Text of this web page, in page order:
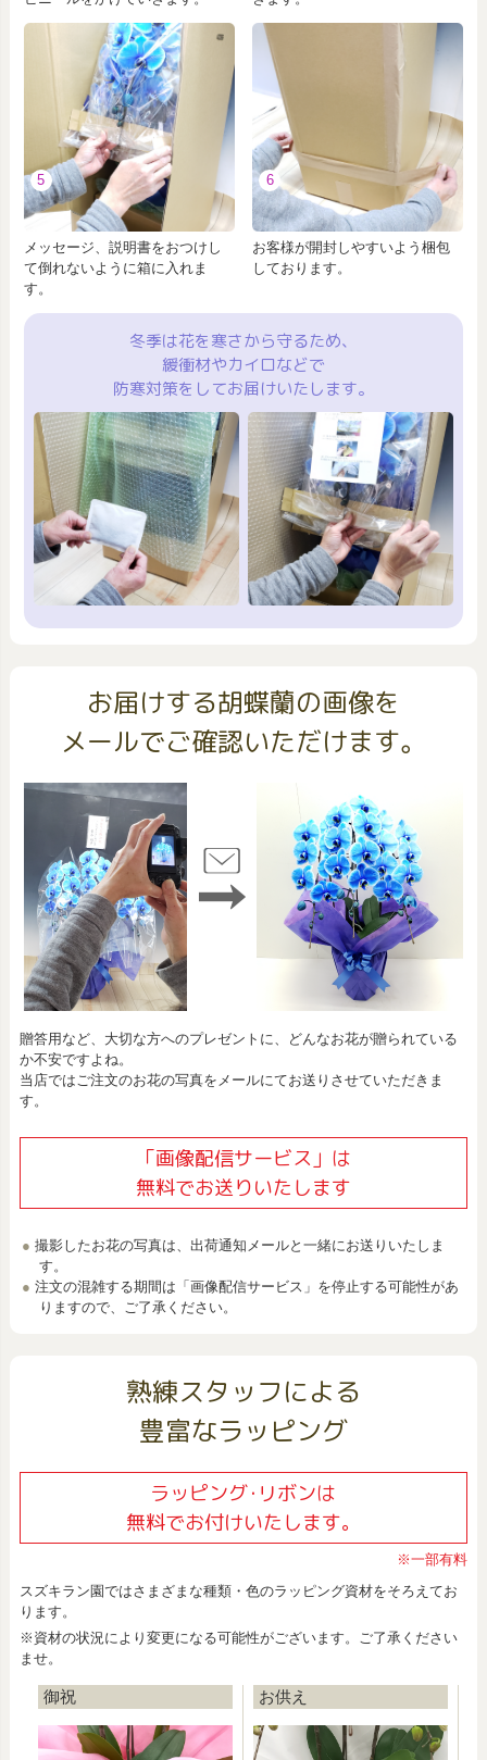
5
メッセージ、説明書をおつけし
て倒れないように箱に入れま
す。
6
お客様が開封しやすいよう梱包
しております。
冬季は花を寒さから守るため、
緩衝材やカイロなどで
防寒対策をしてお届けいたします。
お届けする胡蝶蘭の画像を
メールでご確認いただけます。
贈答用など、大切な方へのプレゼントに、どんなお花が贈られている
か不安ですよね。
当店ではご注文のお花の写真をメールにてお送りさせていただきま
す。
「画像配信サービス」は
無料でお送りいたします
撮影したお花の写真は、出荷通知メールと一緒にお送りいたしま
す。
注文の混雑する期間は「画像配信サービス」を停止する可能性があ
りますので、ご了承ください。
熟練スタッフによる
豊富なラッピング
ラッピング･リボンは
無料でお付けいたします。
※一部有料
スズキラン園ではさまざまな種類・色のラッピング資材をそろえてお
ります。
※資材の状況により変更になる可能性がございます。ご了承ください
ませ。
御祝 お供え